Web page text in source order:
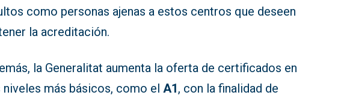
como personas ajenas a estos centros que deseen
la acreditación.
la Generalitat aumenta la oferta de certificados en
niveles más básicos, como elA1, con la finalidad de